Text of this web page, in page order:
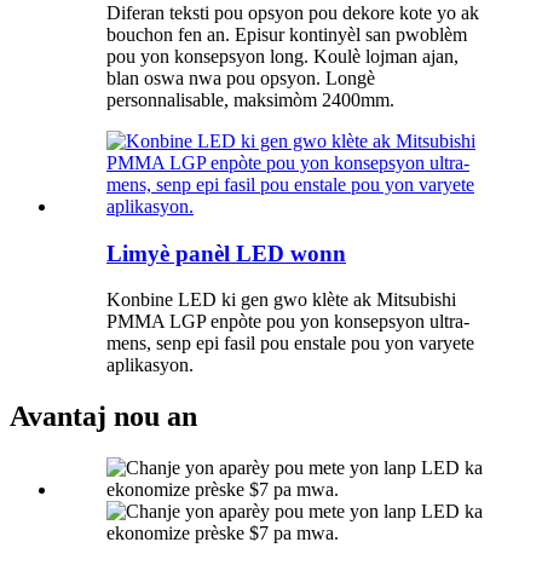
Diferan teksti pou opsyon pou dekore kote yo ak
bouchon fen an. Episur kontinyèl san pwoblèm
pou yon konsepsyon long. Koulè lojman ajan,
blan oswa nwa pou opsyon. Longè
personnalisable, maksimòm 2400mm.
Limyè panèl LED wonn
Konbine LED ki gen gwo klète ak Mitsubishi
PMMA LGP enpòte pou yon konsepsyon ultra-
mens, senp epi fasil pou enstale pou yon varyete
aplikasyon.
Avantaj nou an